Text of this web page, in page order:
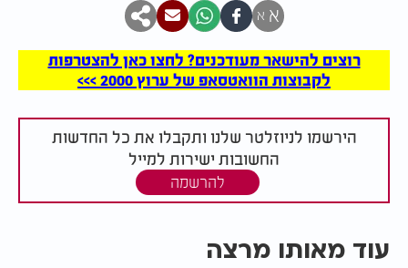
א א
רוצים להישאר מעודכנים? לחצו כאן להצטרפות
לקבוצות הוואטסאפ של ערוץ 2000 >>>
הירשמו לניוזלטר שלנו ותקבלו את כל החדשות
החשובות ישירות למייל
להרשמה
עוד מאותו מרצה